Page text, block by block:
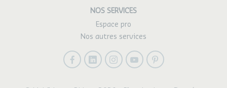
NOS SERVICES
Espace pro
Nos autres services
FacebookLinkedInInstagram
YoutubePinterest